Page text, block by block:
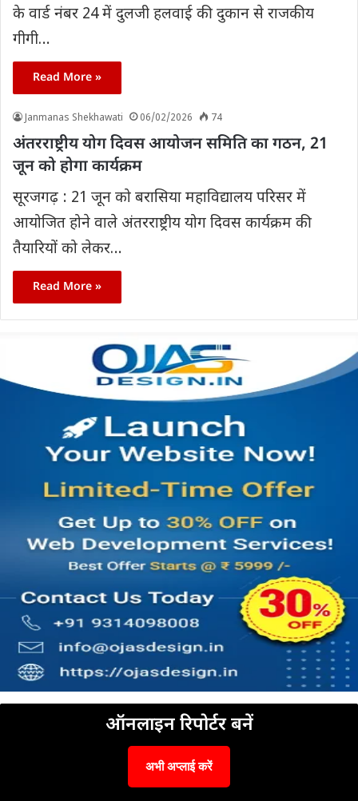
के वार्ड नंबर 24 में दुलजी हलवाई की दुकान से राजकीय
गीगी…
Read More »
Janmanas Shekhawati 06/02/2026 74
अंतरराष्ट्रीय योग दिवस आयोजन समिति का गठन, 21
जून को होगा कार्यक्रम
सूरजगढ़ : 21 जून को बरासिया महाविद्यालय परिसर में
आयोजित होने वाले अंतरराष्ट्रीय योग दिवस कार्यक्रम की
तैयारियों को लेकर…
Read More »
ऑनलाइन रिपोर्टर बनें
अभी अप्लाई करें